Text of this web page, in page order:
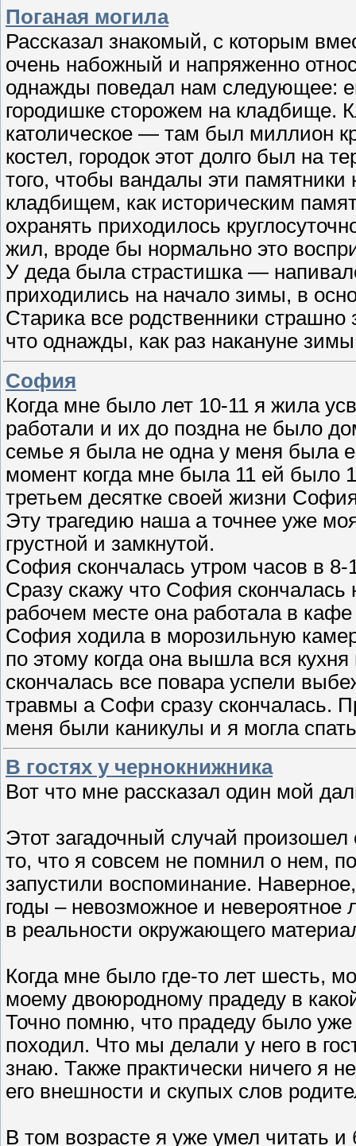
Поганая могила
Рассказал знакомый, с которым
очень набожный и напряженно
однажды поведал нам следующее:
городишке сторожем на кладбище.
католическое — там был миллион
костел, городок этот долго был на
того, чтобы вандалы эти
кладбищем, как историческим
охранять приходилось
жил, вроде бы нормально это
У деда была страстишка —
приходились на начало зимы, в
Старика все родственники
что однажды, как раз накануне
София
Когда мне было лет 10-11 я жила
работали и их до поздна не было
семье я была не одна у меня была
момент когда мне была 11 ей было
третьем десятке своей жизни
Эту трагедию наша а точнее уже
грустной и замкнутой.
София скончалась утром часов в
Сразу скажу что София
рабочем месте она работала в
София ходила в морозильную
по этому когда она вышла вся
скончалась все повара успели
травмы а Софи сразу скончалась.
меня были каникулы и я могла
В гостях у чернокнижника
Вот что мне рассказал один мой
Этот загадочный случай
то, что я совсем не помнил о нем,
запустили воспоминание.
годы – невозможное и
в реальности окружающего
Когда мне было где-то лет шесть,
моему двоюродному прадеду в
Точно помню, что прадеду было уже
походил. Что мы делали у него в
знаю. Также практически ничего я
его внешности и скупых слов
В том возрасте я уже умел читать